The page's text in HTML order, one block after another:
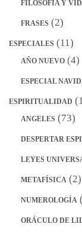
FILOSOFÍA Y
FRASES (2)
ESPECIALES (11)
AÑO NUEVO (4)
ESPECIAL
ESPIRITUALIDAD
ANGELES (73)
DESPERTAR
LEYES
METAFÍSICA (2)
NUMEROLOGÍA
ORÁCULO DE